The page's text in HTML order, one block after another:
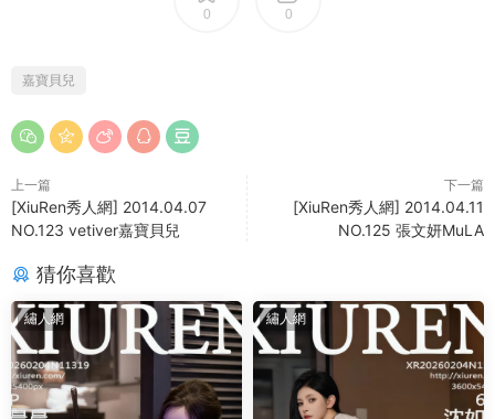
0 0
嘉寶貝兒
上一篇
[XiuRen秀人網] 2014.04.07
NO.123 vetiver嘉寶貝兒
下一篇
[XiuRen秀人網] 2014.04.11
NO.125 張文妍MuLA
猜你喜歡
繡人網 繡人網